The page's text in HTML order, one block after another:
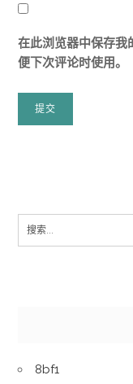
在此浏览器中保存我
便下次评论时使用。
Search
for:
8bf1